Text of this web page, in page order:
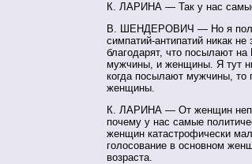
К. ЛАРИНА — Так у нас
В. ШЕНДЕРОВИЧ — Но я
симпатий-антипатий никак не
благодарят, что посылают
мужчины, и женщины. Я тут
когда посылают мужчины, то
женщины.
К. ЛАРИНА — От женщин
почему у нас самые
женщин катастрофически
голосование в основном
возраста.